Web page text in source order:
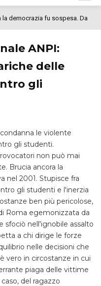
la democrazia fu sospesa. Da
ANPI:
delle
gli
condanna le violente
gli studenti.
non può mai
Brucia ancora la
nel 2001. Stupisce fra
gli studenti e l'inerzia
ben più pericolose,
Roma egemonizzata da
sfociò nell'ignobile assalto
a chi dirige le forze
nelle decisioni che
vero in circostanze in cui
piaga delle vittime
del ragazzo